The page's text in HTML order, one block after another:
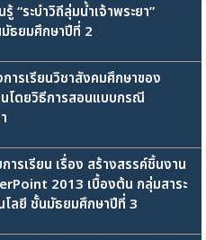
“ระบำวิถีลุ่มน้ำเจ้าพระยา”
ธยมศึกษาปีที่ 2
ารเรียนวิชาสังคมศึกษาของ
โดยวิธีการสอนแบบกรณี
ารเรียน เรื่อง สร้างสรรค์ชิ้นงาน
2013 เบื้องต้น กลุ่มสาระ
โลยี ชั้นมัธยมศึกษาปีที่ 3